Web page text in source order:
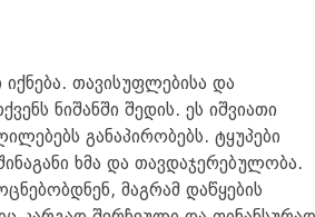
თავისუფლებისა და
ნიშანში შედის. ეს იშვიათი
განაპირობებს. ტყუპები
ხმა და თავდაჯერებულობა.
მაგრამ დაწყების